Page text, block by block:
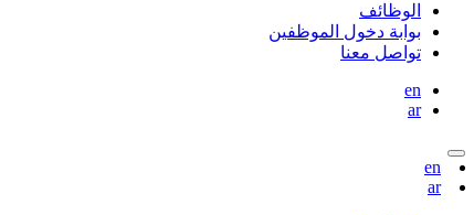
الوظائف
بوابة دخول الموظفين
تواصل معنا
en
ar
en
ar